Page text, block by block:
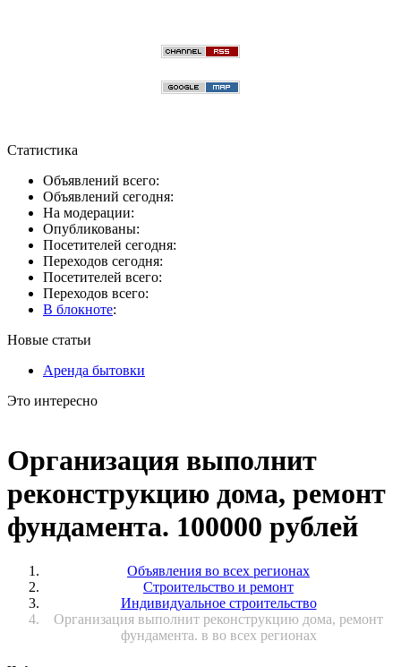
Статистика
Объявлений всего:
Объявлений сегодня:
На модерации:
Опубликованы:
Посетителей сегодня:
Переходов сегодня:
Посетителей всего:
Переходов всего:
В блокноте:
Новые статьи
Аренда бытовки
Это интересно
Организация выполнит
реконструкцию дома, ремонт
фундамента. 100000 рублей
Объявления во всех регионах
Строительство и ремонт
Индивидуальное строительство
Организация выполнит реконструкцию дома, ремонт
фундамента. в во всех регионах